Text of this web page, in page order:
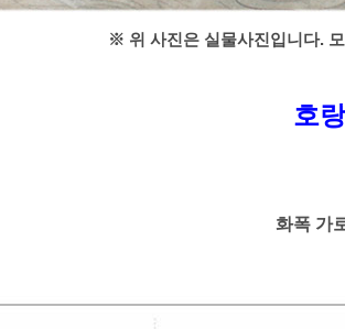
※ 위 사진은 실물사진입니다.
호
화폭 가